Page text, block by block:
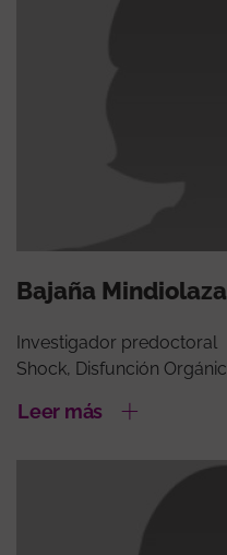
Bajaña
Investigador predoctoral
Shock, Disfunción
Leer más